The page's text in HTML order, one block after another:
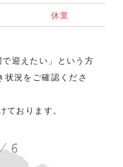
休業
で迎えたい」という方
状況をご確認くださ
おります。